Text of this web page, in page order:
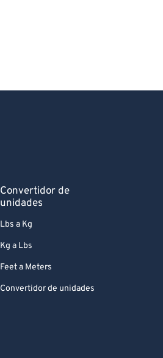
Convertidor de
unidades
Lbs a Kg
Kg a Lbs
Feet a Meters
Convertidor de unidades